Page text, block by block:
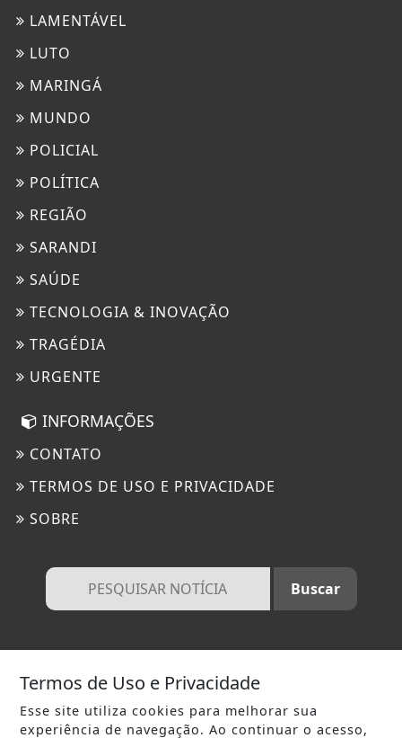
LAMENTÁVEL
LUTO
MARINGÁ
MUNDO
POLICIAL
POLÍTICA
REGIÃO
SARANDI
SAÚDE
TECNOLOGIA & INOVAÇÃO
TRAGÉDIA
URGENTE
INFORMAÇÕES
CONTATO
TERMOS DE USO E PRIVACIDADE
SOBRE
FIQUE POR DENTRO DAS PRINCIPAIS NOTÍCIAS DE SARANDI E REGIÃO
Termos de Uso e Privacidade
Esse site utiliza cookies para melhorar sua
experiência de navegação. Ao continuar o acesso,